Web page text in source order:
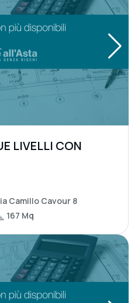
LIVELLI CON
Camillo Cavour 8
167 Mq